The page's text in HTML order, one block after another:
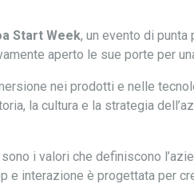
Start Week, un evento di
aperto le sue porte per
nei prodotti e nelle
la cultura e la strategia
i valori che definiscono
e interazione è progettata per